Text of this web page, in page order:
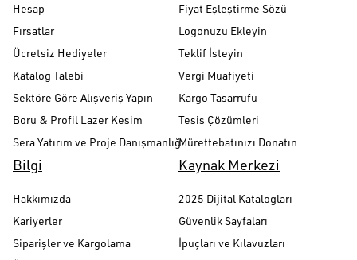
Hesap
Fırsatlar
Ücretsiz Hediyeler
Katalog Talebi
Sektöre Göre Alışveriş Yapın
Boru & Profil Lazer Kesim
Sera Yatırım ve Proje Danışmanlığı
Fiyat Eşleştirme Sözü
Logonuzu Ekleyin
Teklif İsteyin
Vergi Muafiyeti
Kargo Tasarrufu
Tesis Çözümleri
Mürettebatınızı Donatın
Bilgi
Hakkımızda
Kariyerler
Siparişler ve Kargolama
Kaynak Merkezi
2025 Dijital Katalogları
Güvenlik Sayfaları
İpuçları ve Kılavuzları